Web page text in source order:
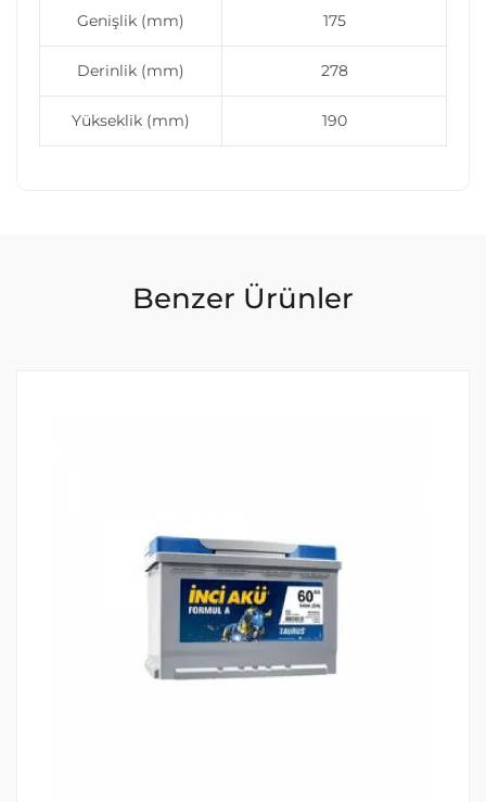
Genişlik (mm) 175
Derinlik (mm) 278
Yükseklik (mm) 190
Benzer Ürünler